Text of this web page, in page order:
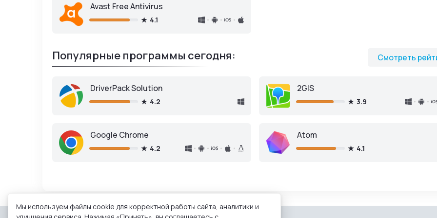
Avast Free Antivirus
4.1
Популярные программы сегодня: Смотреть
DriverPack Solution
4.2
2GIS
3.9
Google Chrome
4.2
Atom
4.1
Мы используем файлы cookie для корректной работы сайта, аналитики и